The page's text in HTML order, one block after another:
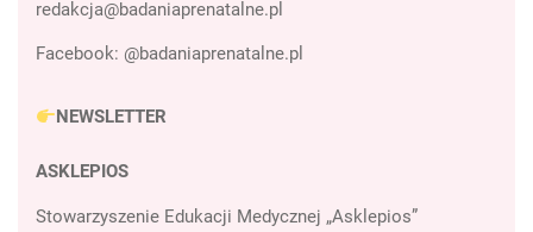
Facebook: @badaniaprenatalne.pl
NEWSLETTER
ASKLEPIOS
Stowarzyszenie Edukacji Medycznej „Asklepios”